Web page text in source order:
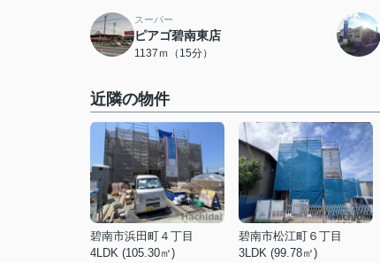
スーパー
ピアゴ碧南東店
1137ｍ（15分）
近隣の物件
碧南市浜田町４丁目
4LDK (105.30㎡)
碧南市松江町６丁目
3LDK (99.78㎡)